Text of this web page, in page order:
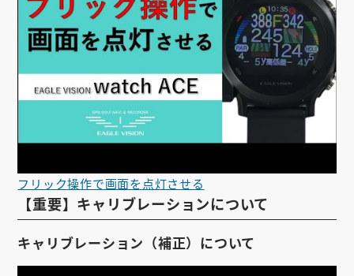
フリック操作で画面を点灯させる
【重要】キャリブレーションについて
キャリブレーション（補正）について